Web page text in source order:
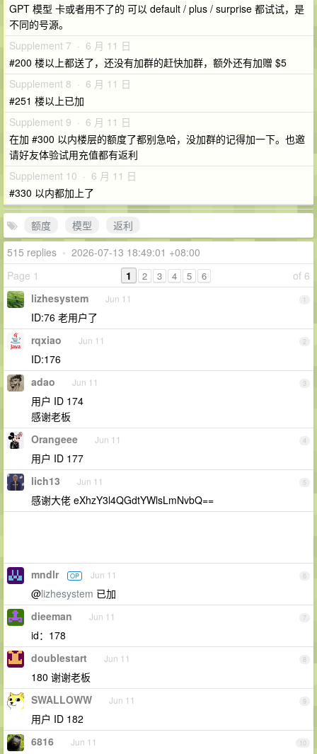
GPT 模型 卡或者用不了的 可以 default / plus / surprise 都试试，是
不同的号源。
Supplement 7 · 6 月 11 日
#200 楼以上都送了，还没有加群的赶快加群，额外还有加赠 $5
Supplement 8 · 6 月 11 日
#251 楼以上已加
Supplement 9 · 6 月 11 日
在加 #300 以内楼层的额度了都别急哈，没加群的记得加一下。也邀
请好友体验试用充值都有返利
Supplement 10 · 6 月 11 日
#330 以内都加上了
额度 模型
返利
515 replies • 2026-07-13 18:49:01 +08:00
Page 1
of 6
1 2 3 4 5 6
1
lizhesystem Jun 11
ID:76 老用户了
2
rqxiao Jun 11
ID:176
3
adao Jun 11
用户 ID 174
感谢老板
4
Orangeee Jun 11
用户 ID 177
5
lich13 Jun 11
感谢大佬 eXhzY3l4QGdtYWlsLmNvbQ==
6
mndlr OP Jun 11
@lizhesystem 已加
7
dieeman Jun 11
id：178
8
doublestart Jun 11
180 谢谢老板
9
SWALLOWW Jun 11
用户 ID 182
10
6816 Jun 11